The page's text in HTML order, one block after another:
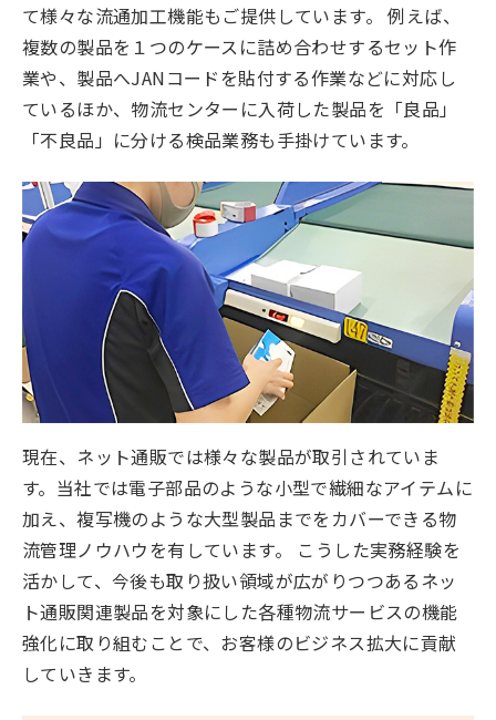
て様々な流通加工機能もご提供しています。 例えば、
複数の製品を１つのケースに詰め合わせするセット作
業や、製品へJANコードを貼付する作業などに対応し
ているほか、物流センターに入荷した製品を「良品」
「不良品」に分ける検品業務も手掛けています。
現在、ネット通販では様々な製品が取引されていま
す。当社では電子部品のような小型で繊細なアイテムに
加え、複写機のような大型製品までをカバーできる物
流管理ノウハウを有しています。 こうした実務経験を
活かして、今後も取り扱い領域が広がりつつあるネッ
ト通販関連製品を対象にした各種物流サービスの機能
強化に取り組むことで、お客様のビジネス拡大に貢献
していきます。